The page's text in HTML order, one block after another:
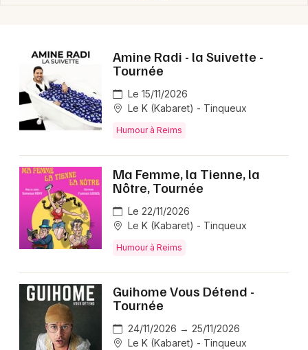
Je m'abonne
Amine Radi - la Suivette -
Tournée
Le 15/11/2026
Le K (Kabaret) - Tinqueux
Humour à Reims
Ma Femme, la Tienne, la
Nôtre, Tournée
Le 22/11/2026
Le K (Kabaret) - Tinqueux
Humour à Reims
Guihome Vous Détend -
Tournée
24/11/2026 → 25/11/2026
Le K (Kabaret) - Tinqueux